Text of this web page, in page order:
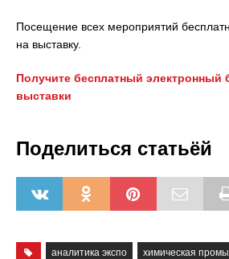
Посещение всех мероприятий
на выставку.
Получите бесплатный электронный
выставки
Поделиться статьёй
аналитика экспо химическая